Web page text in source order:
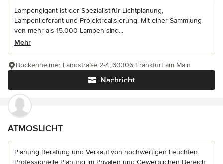
Lampengigant ist der Spezialist für Lichtplanung,
Lampenlieferant und Projektrealisierung. Mit einer Sammlung
von mehr als 15.000 Lampen sind...
Mehr
Nachricht
Bockenheimer Landstraße 2-4, 60306 Frankfurt am Main
ATMOSLICHT
Planung Beratung und Verkauf von hochwertigen Leuchten.
Professionelle Planung im Privaten und Gewerblichen Bereich.